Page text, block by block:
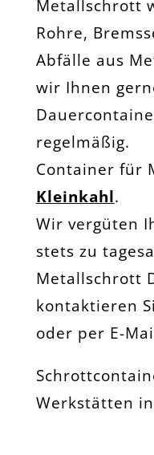
Metallschrott
Rohre,
Abfälle aus
wir Ihnen
regelmäßig.
Container für
Kleinkahl.
Wir vergüten
stets zu
Metallschrott
kontaktieren
oder per E-
Werkstätten in